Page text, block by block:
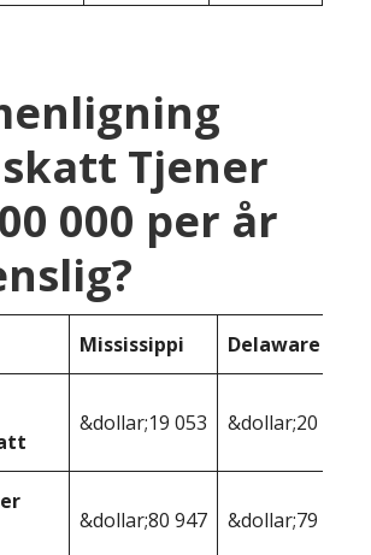
Tjener
000 per år
Mississippi Delaware
&dollar;19 053 &dollar;20 130
&dollar;80 947 &dollar;79 870